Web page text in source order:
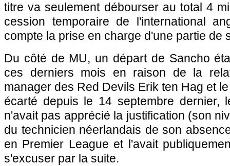
titre va seulement débourser au total 4
cession temporaire de l'international
compte la prise en charge d'une partie de
Du côté de MU, un départ de Sancho
ces derniers mois en raison de la
manager des Red Devils Erik ten Hag et
écarté depuis le 14 septembre dernier,
n'avait pas apprécié la justification (son
du technicien néerlandais de son
en Premier League et l'avait
s'excuser par la suite.